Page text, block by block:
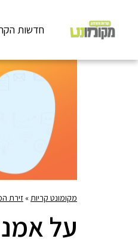
חדשות
מקומונט קריות » זירת
על